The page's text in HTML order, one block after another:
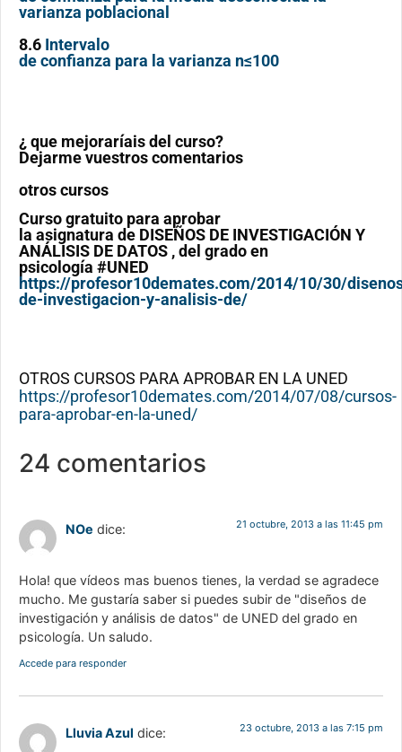
varianza poblacional
8.6 Intervalo
de confianza para la varianza n≤100
¿ que mejoraríais del curso?
Dejarme vuestros comentarios
otros cursos
Curso gratuito para aprobar
la asignatura de DISEÑOS DE INVESTIGACIÓN Y
ANÁLISIS DE DATOS , del grado en
psicología #UNED
https://profesor10demates.com/2014/10/30/
de-investigacion-y-analisis-de/
OTROS CURSOS PARA APROBAR EN LA UNED
https://profesor10demates.com/2014/07/08/cursos-
para-aprobar-en-la-uned/
24 comentarios
NOe dice: 21 octubre, 2013 a las 11:45 pm
Hola! que vídeos mas buenos tienes, la verdad se agradece
mucho. Me gustaría saber si puedes subir de "diseños de
investigación y análisis de datos" de UNED del grado en
psicología. Un saludo.
Accede para responder
Lluvia Azul dice: 23 octubre, 2013 a las 7:15 pm